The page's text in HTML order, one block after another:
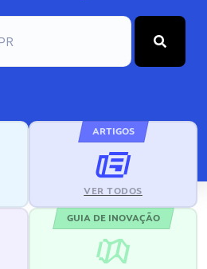
ARTIGOS
VER TODOS
GUIA DE INOVAÇÃO